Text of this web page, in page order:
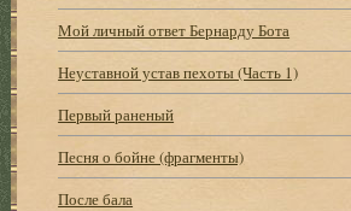
Мой личный ответ Бернарду Бота
Неуставной устав пехоты (Часть 1)
Первый раненый
Песня о бойне (фрагменты)
После бала